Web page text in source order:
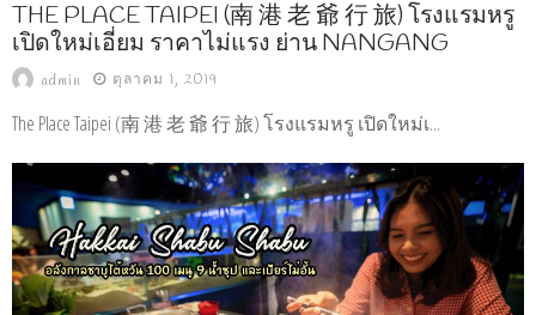
THE PLACE TAIPEI (南 港 老 爺 行 旅) โรงแรมหรู
เปิดใหม่เอี่ยม ราคาไม่แรง ย่าน NANGANG
admin ตุลาคม 1, 2019
The Place Taipei (南 港 老 爺 行 旅) โรงแรมหรู เปิดใหม่เ...